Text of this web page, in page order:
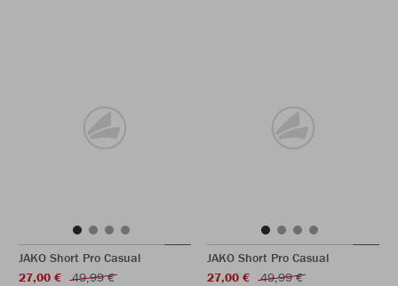
JAKO Short Pro Casual
27,00 €
49,99 €
JAKO Short Pro Casual
27,00 €
49,99 €